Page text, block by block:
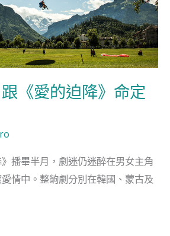
《愛的迫降》命定
播畢半月，劇迷仍迷醉在男女主角
情中。整齣劇分別在韓國、蒙古及